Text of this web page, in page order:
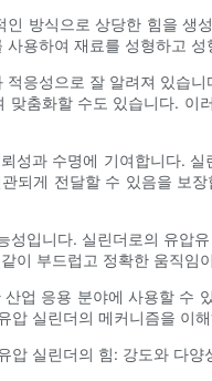
방식으로 상당한 힘을
용하여 재료를 성형하고
응성으로 잘 알려져 있습
춤화할 수도 있습니다.
성과 수명에 기여합니다.
되게 전달할 수 있음을 보
입니다. 실린더로의 유
이 부드럽고 정확한 움직임
업 응용 분야에 사용할
실린더의 메커니즘을